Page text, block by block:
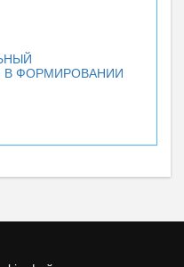
В ФОРМИРОВАНИИ